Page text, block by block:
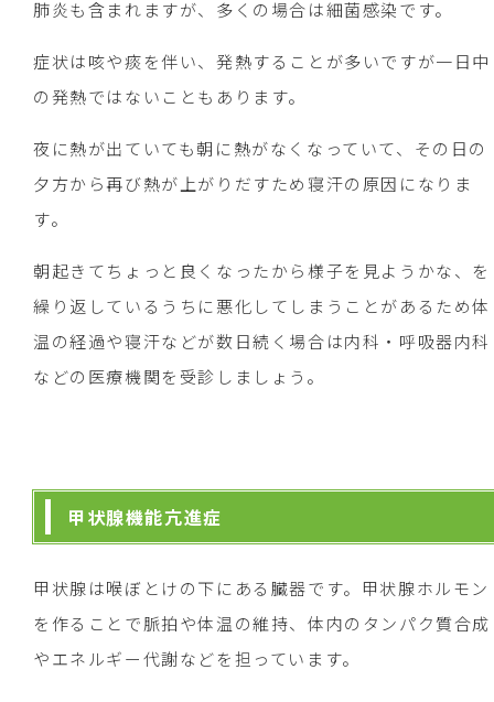
肺炎も含まれますが、多くの場合は細菌感染です。
症状は咳や痰を伴い、発熱することが多いですが一日中
の発熱ではないこともあります。
夜に熱が出ていても朝に熱がなくなっていて、その日の
夕方から再び熱が上がりだすため寝汗の原因になりま
す。
朝起きてちょっと良くなったから様子を見ようかな、を
繰り返しているうちに悪化してしまうことがあるため体
温の経過や寝汗などが数日続く場合は内科・呼吸器内科
などの医療機関を受診しましょう。
甲状腺機能亢進症
甲状腺は喉ぼとけの下にある臓器です。甲状腺ホルモン
を作ることで脈拍や体温の維持、体内のタンパク質合成
やエネルギー代謝などを担っています。